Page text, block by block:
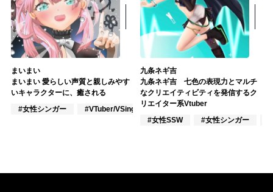
まいまい
まいまい 愛らしい声質と親しみやす
いキャラクターに、癒される
#女性シンガー
#VTuber/VSinger #楽器奏者
九条ネギ吉
九条ネギ吉 七色の表現力とマルチ
なクリエイティビティを発信するク
リエイター系Vtuber
#女性SSW
#女性シンガー